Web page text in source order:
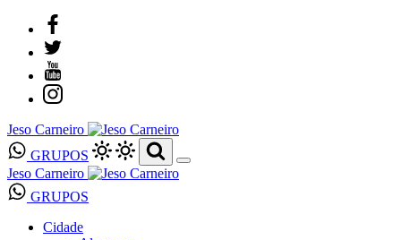
Jeso Carneiro
GRUPOS
Jeso Carneiro
GRUPOS
Cidade